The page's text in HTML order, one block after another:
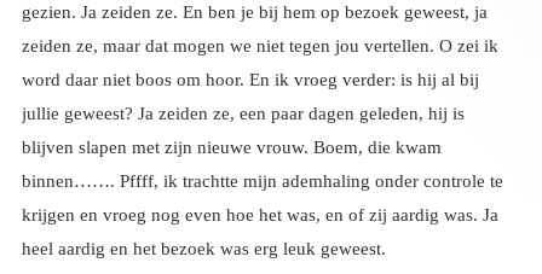
heel aardig en het bezoek was erg leuk geweest.